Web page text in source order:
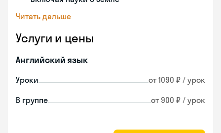
Читать дальше
Услуги и цены
Английский язык
Уроки от 1090 ₽ / урок
В группе от 900 ₽ / урок